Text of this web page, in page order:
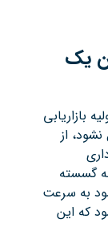
یک
بازاریابی
از
گسسته
به سرعت
که این